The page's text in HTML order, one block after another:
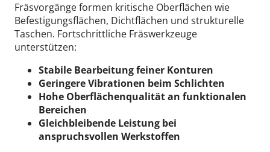
Fräsvorgänge formen kritische Oberflächen wie
Befestigungsflächen, Dichtflächen und strukturelle
Taschen. Fortschrittliche Fräswerkzeuge
unterstützen:
Stabile Bearbeitung feiner Konturen
Geringere Vibrationen beim Schlichten
Hohe Oberflächenqualität an funktionalen
Bereichen
Gleichbleibende Leistung bei
anspruchsvollen Werkstoffen